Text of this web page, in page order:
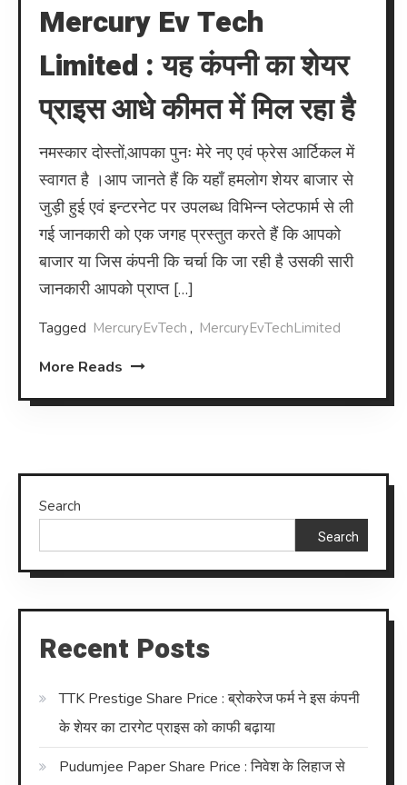
Mercury Ev Tech
Limited : यह कंपनी का शेयर
प्राइस आधे कीमत में मिल रहा है
नमस्कार दोस्तों,आपका पुनः मेरे नए एवं फ्रेस आर्टिकल में
स्वागत है ।आप जानते हैं कि यहाँ हमलोग शेयर बाजार से
जुड़ी हुई एवं इन्टरनेट पर उपलब्ध विभिन्न प्लेटफार्म से ली
गई जानकारी को एक जगह प्रस्तुत करते हैं कि आपको
बाजार या जिस कंपनी कि चर्चा कि जा रही है उसकी सारी
जानकारी आपको प्राप्त […]
Tagged MercuryEvTech , MercuryEvTechLimited
More Reads
Search
Search
Recent Posts
TTK Prestige Share Price : ब्रोकरेज फर्म ने इस कंपनी
के शेयर का टारगेट प्राइस को काफी बढ़ाया
Pudumjee Paper Share Price : निवेश के लिहाज से